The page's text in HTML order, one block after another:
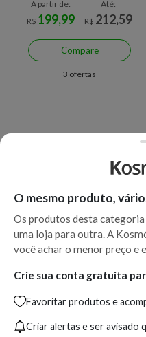
A partir de:
R$ 199,99
Até:
R$ 212,59
Compare
3 ofertas
O mesmo produto,
Os produtos desta
uma loja para outra. A
você achar o menor preço e
Crie sua conta gratuita
Favoritar produtos e
Criar alertas e ser avisado